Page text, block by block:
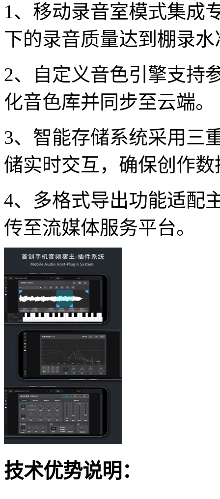
1、移动录音室模式集成
下的录音质量达到棚录水
2、自定义音色引擎支持
化音色库并同步至云端。
3、智能存储系统采用三
储实时交互，确保创作
4、多格式导出功能适配
传至流媒体服务平台。
技术优势说明：